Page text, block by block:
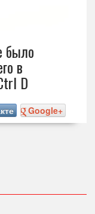
было
в
D
Google+